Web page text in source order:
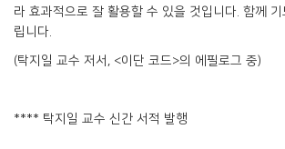
라 효과적으로 잘 활용할 수 있을 것입니다. 함께
립니다.
(탁지일 교수 저서, <이단 코드>의 에필로그 중)
**** 탁지일 교수 신간 서적 발행